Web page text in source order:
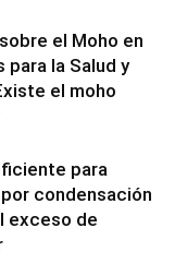
el Moho en
para la Salud y
el moho
para
condensación
exceso de